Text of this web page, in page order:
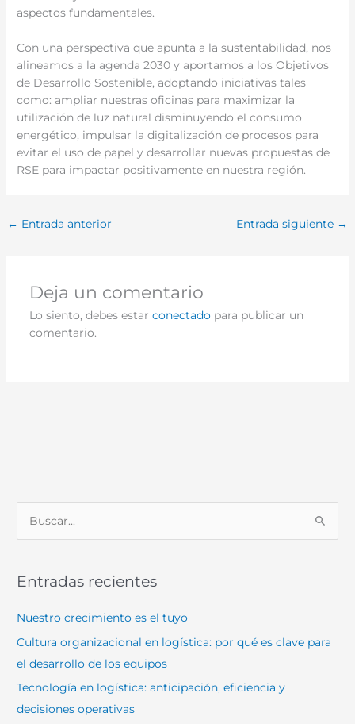
aspectos fundamentales.
Con una perspectiva que apunta a la sustentabilidad, nos
alineamos a la agenda 2030 y aportamos a los Objetivos
de Desarrollo Sostenible, adoptando iniciativas tales
como: ampliar nuestras oficinas para maximizar la
utilización de luz natural disminuyendo el consumo
energético, impulsar la digitalización de procesos para
evitar el uso de papel y desarrollar nuevas propuestas de
RSE para impactar positivamente en nuestra región.
← Entrada anterior Entrada siguiente →
Deja un comentario
Lo siento, debes estar conectadopara publicar un
comentario.
c
r
:
Entradas recientes
Nuestro crecimiento es el tuyo
Cultura organizacional en logística: por qué es clave para
el desarrollo de los equipos
Tecnología en logística: anticipación, eficiencia y
decisiones operativas